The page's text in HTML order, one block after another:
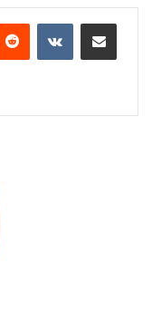
Reddit VKontakteShare via Email